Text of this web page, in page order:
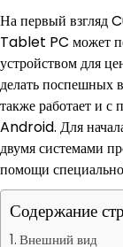
На первый
Tablet PC может
устройством для
делать поспешных
также работает и
Android. Для
двумя системами
помощи
Содержание
Внешний вид